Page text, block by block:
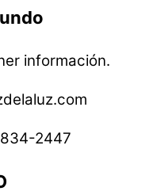
información.
2447